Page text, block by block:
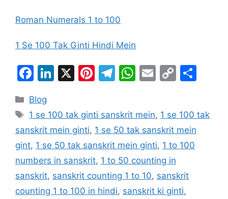
Roman Numerals 1 to 100
1 Se 100 Tak Ginti Hindi Mein
F
c
e
b
o
o
k
Li
e
dI
n
X
Pi
e
st
T
gr
a
m
W
s
A
p
p
E
l
C
y
Li
n
k
e
Categories
Blog
Tags
1 se 100 tak ginti sanskrit mein, 1 se 100 tak
sanskrit mein ginti, 1 se 50 tak sanskrit mein
gint, 1 se 50 tak sanskrit mein ginti, 1 to 100
numbers in sanskrit, 1 to 50 counting in
sanskrit, sanskrit counting 1 to 10, sanskrit
counting 1 to 100 in hindi, sanskrit ki ginti,